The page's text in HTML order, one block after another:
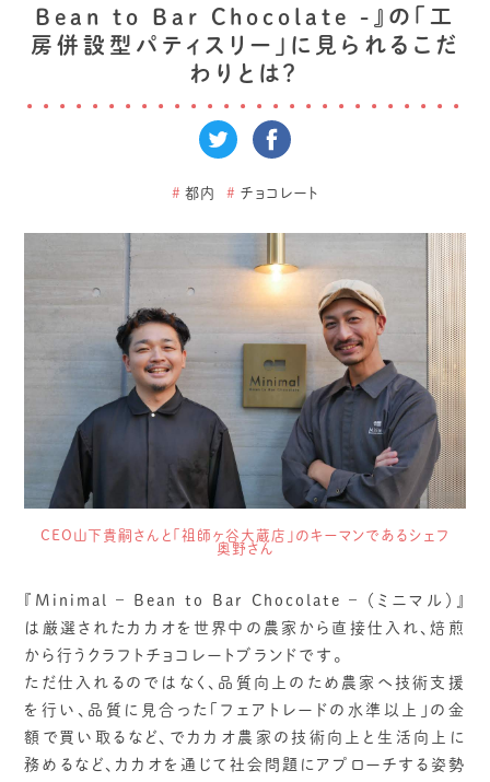
Bean to Bar Chocolate -』の「工
房併設型パティスリー」に見られるこだ
わりとは？
# 都内 # チョコレート
CEO山下貴嗣さんと「祖師ヶ谷大蔵店」のキーマンであるシェフ
奥野さん
『Minimal – Bean to Bar Chocolate – （ミニマル）』
は厳選されたカカオを世界中の農家から直接仕入れ、焙煎
から行うクラフトチョコレートブランドです。
ただ仕入れるのではなく、品質向上のため農家へ技術支援
を行い、品質に見合った「フェアトレードの水準以上」の金
額で買い取るなど、でカカオ農家の技術向上と生活向上に
務めるなど、カカオを通じて社会問題にアプローチする姿勢